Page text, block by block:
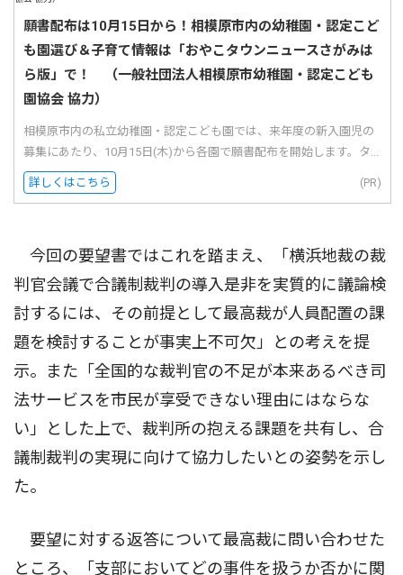
願書配布は10月15日から！相模原市内の幼稚園・認定こど
も園選び＆子育て情報は「おやこタウンニュースさがみは
ら版」で！ （一般社団法人相模原市幼稚園・認定こども
園協会 協力）
相模原市内の私立幼稚園・認定こども園では、来年度の新入園児の
募集にあたり、10月15日(木)から各園で願書配布を開始します。タ...
詳しくはこちら (PR)
今回の要望書ではこれを踏まえ、「横浜地裁の裁
判官会議で合議制裁判の導入是非を実質的に議論検
討するには、その前提として最高裁が人員配置の課
題を検討することが事実上不可欠」との考えを提
示。また「全国的な裁判官の不足が本来あるべき司
法サービスを市民が享受できない理由にはならな
い」とした上で、裁判所の抱える課題を共有し、合
議制裁判の実現に向けて協力したいとの姿勢を示し
た。
要望に対する返答について最高裁に問い合わせた
ところ、「支部においてどの事件を扱うか否かに関